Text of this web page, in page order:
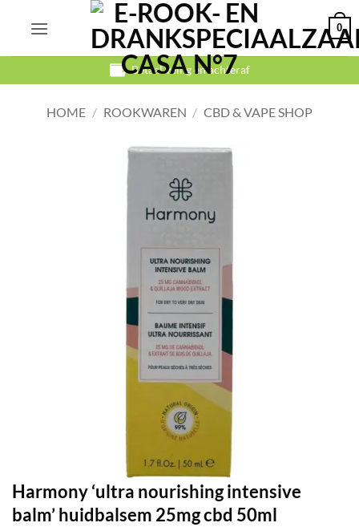
0
Betaal veilig en achteraf
HOME / ROOKWAREN / CBD & VAPE SHOP
Harmony ‘ultra nourishing intensive
balm’ huidbalsem 25mg cbd 50ml